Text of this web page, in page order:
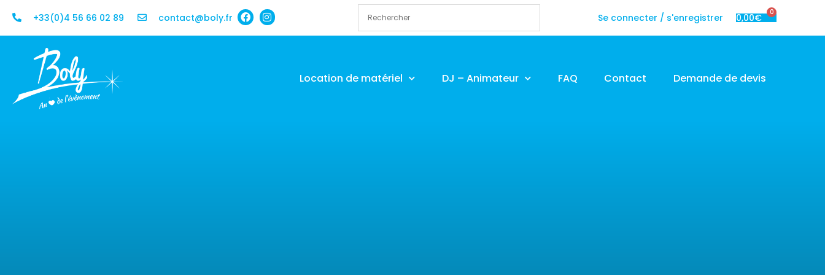
+33(0)4 56 66 02 89 contact@boly.fr Se connecter / s'enregistrer 0,00€ 0
Location de matériel DJ – Animateur FAQ Contact Demande de devis